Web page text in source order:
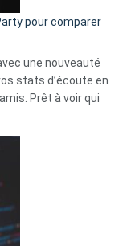
»
Solly
change
la
des
3
secondes
pour comparer
une nouveauté
stats d’écoute en
Prêt à voir qui